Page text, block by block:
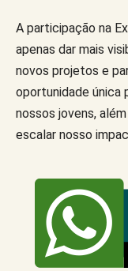
A participação na
apenas dar mais
novos projetos e
oportunidade única
nossos jovens,
escalar nosso